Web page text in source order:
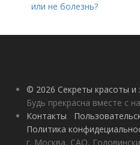
или не болезнь?
© 2026 Секреты красоты и
Будь прекрасна вместе с
Контакты
Политика
г. Москва, САО,